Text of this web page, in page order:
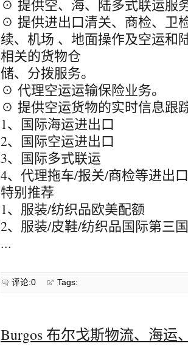
☉ 提供空、海、陆多式联运服
☉ 提供进出口清关、商检、卫
续、机场 、地面操作及空运和
相关的货物仓
储、分拨服务。
☉ 代理空运运输保险业务。
☉ 提供空运货物的实时信息跟
1、国际海运进出口
2、国际空运进出口
3、国际多式联运
4、代理拖车/报关/商检等进出
特别推荐
1、服装/纺织品欧美配额
2、服装/皮鞋/纺织品国际第三
...
评论:0 Tags:
Burgos 布尔戈斯物流、海运